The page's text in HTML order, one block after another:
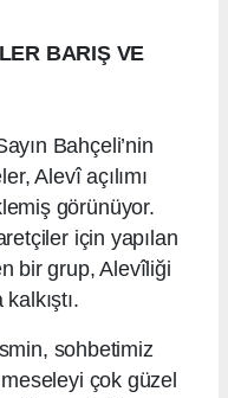
BARIŞ VE
Bahçeli’nin
Alevî açılımı
görünüyor.
için yapılan
bir grup, Alevîliği
sohbetimiz
çok güzel